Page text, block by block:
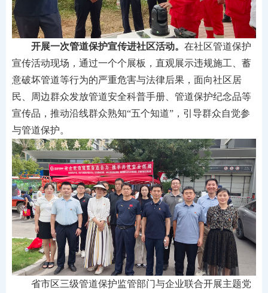
开展一次管道保护宣传进社区活动。 在社区管道保护
宣传活动现场，通过一个个展板，直观展示违规施工、蓄
意破坏管道等行为的严重危害与法律后果，面向社区居
民、周边群众发放管道安全科普手册、管道保护纪念品等
宣传品，推动沿线群众熟知“五个知道”，引导群众自觉参
与管道保护。
省市区三级管道保护监管部门与企业联合开展主题党